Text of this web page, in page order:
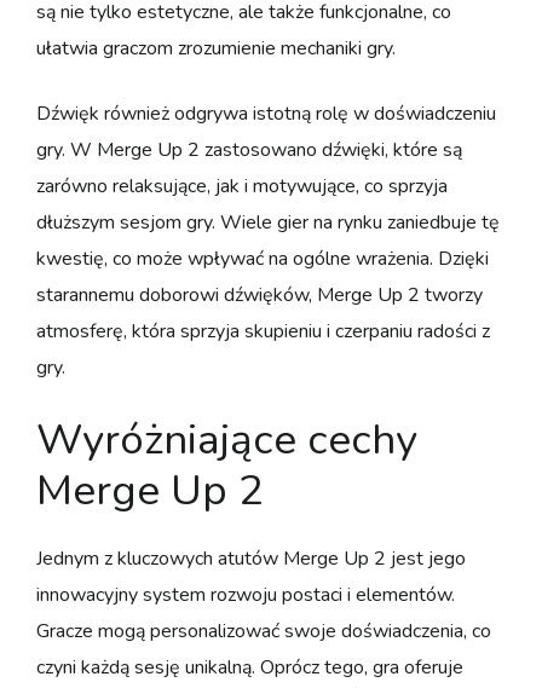
są nie tylko estetyczne, ale także funkcjonalne, co
ułatwia graczom zrozumienie mechaniki gry.
Dźwięk również odgrywa istotną rolę w doświadczeniu
gry. W Merge Up 2 zastosowano dźwięki, które są
zarówno relaksujące, jak i motywujące, co sprzyja
dłuższym sesjom gry. Wiele gier na rynku zaniedbuje tę
kwestię, co może wpływać na ogólne wrażenia. Dzięki
starannemu doborowi dźwięków, Merge Up 2 tworzy
atmosferę, która sprzyja skupieniu i czerpaniu radości z
gry.
Wyróżniające cechy
Merge Up 2
Jednym z kluczowych atutów Merge Up 2 jest jego
innowacyjny system rozwoju postaci i elementów.
Gracze mogą personalizować swoje doświadczenia, co
czyni każdą sesję unikalną. Oprócz tego, gra oferuje